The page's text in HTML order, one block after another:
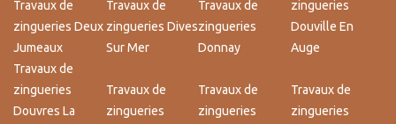
Travaux de
zingueries Deux
Jumeaux
Travaux de
zingueries Dives
Sur Mer
Travaux de
zingueries
Donnay
zingueries
Douville En
Auge
Travaux de
zingueries
Douvres La
Travaux de
zingueries
Travaux de
zingueries
Travaux de
zingueries